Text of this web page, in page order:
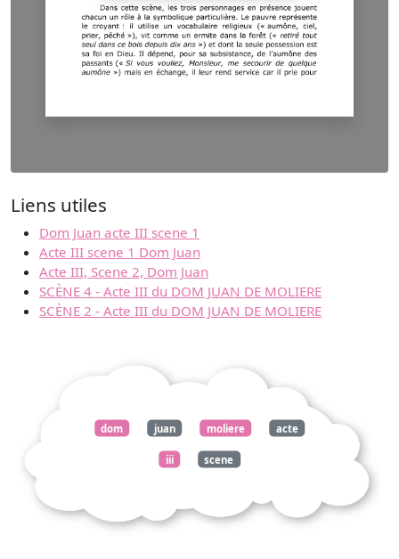
Liens utiles
Dom Juan acte III scene 1
Acte III scene 1 Dom Juan
Acte III, Scene 2, Dom Juan
SCÈNE 4 - Acte III du DOM JUAN DE MOLIERE
SCÈNE 2 - Acte III du DOM JUAN DE MOLIERE
dom juan moliere acte
iii scene